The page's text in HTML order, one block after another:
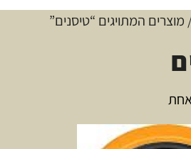
מוצרים המתויגים “טיסנים”